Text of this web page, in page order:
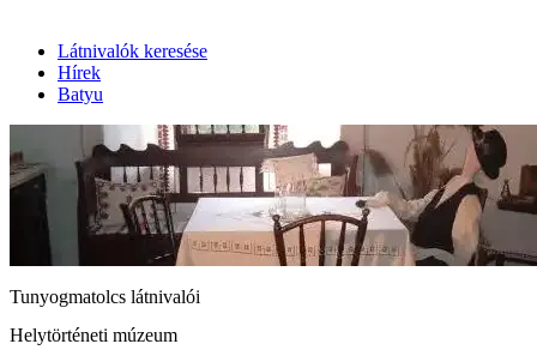
Látnivalók keresése
Hírek
Batyu
Tunyogmatolcs látnivalói
Helytörténeti múzeum